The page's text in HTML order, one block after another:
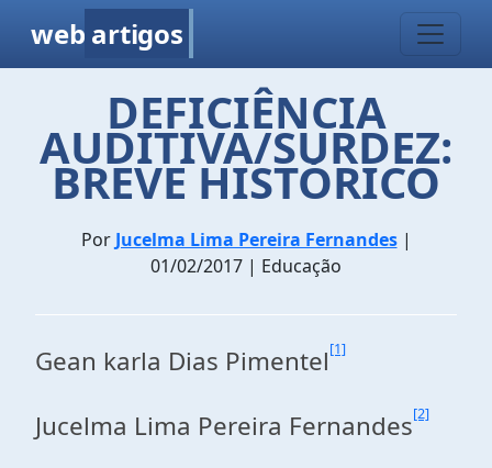
web artigos
DEFICIÊNCIA
AUDITIVA/SURDEZ:
BREVE HISTÓRICO
Por Jucelma Lima Pereira Fernandes|
01/02/2017 | Educação
Gean karla Dias Pimentel[1]
Jucelma Lima Pereira Fernandes[2]